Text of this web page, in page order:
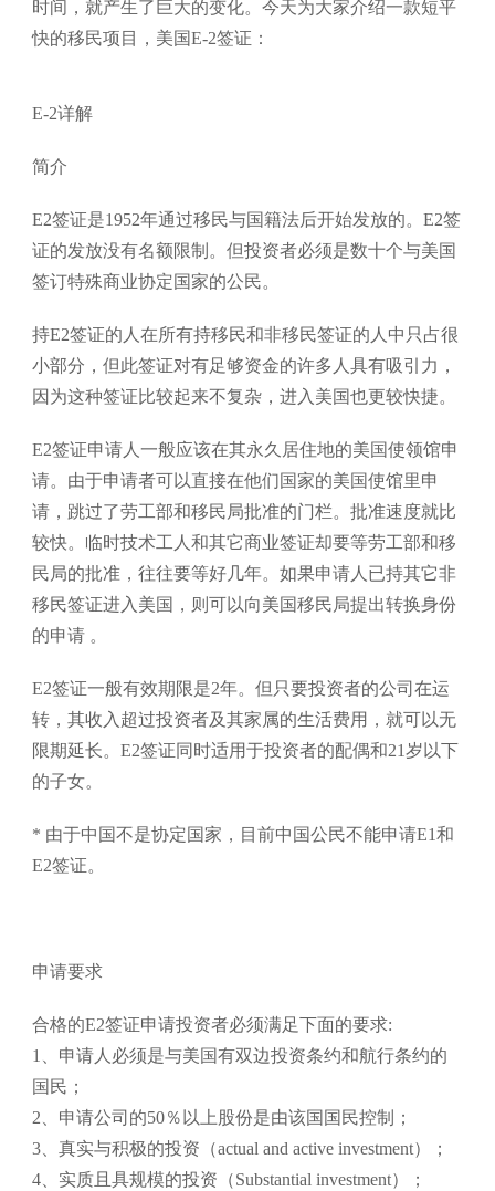
时间，就产生了巨大的变化。今天为大家介绍一款短平
快的移民项目，美国E-2签证：
E-2详解
简介
E2签证是1952年通过移民与国籍法后开始发放的。E2签
证的发放没有名额限制。但投资者必须是数十个与美国
签订特殊商业协定国家的公民。
持E2签证的人在所有持移民和非移民签证的人中只占很
小部分，但此签证对有足够资金的许多人具有吸引力，
因为这种签证比较起来不复杂，进入美国也更较快捷。
E2签证申请人一般应该在其永久居住地的美国使领馆申
请。由于申请者可以直接在他们国家的美国使馆里申
请，跳过了劳工部和移民局批准的门栏。批准速度就比
较快。临时技术工人和其它商业签证却要等劳工部和移
民局的批准，往往要等好几年。如果申请人已持其它非
移民签证进入美国，则可以向美国移民局提出转换身份
的申请 。
E2签证一般有效期限是2年。但只要投资者的公司在运
转，其收入超过投资者及其家属的生活费用，就可以无
限期延长。E2签证同时适用于投资者的配偶和21岁以下
的子女。
* 由于中国不是协定国家，目前中国公民不能申请E1和
E2签证。
申请要求
合格的E2签证申请投资者必须满足下面的要求:
1、申请人必须是与美国有双边投资条约和航行条约的
国民；
2、申请公司的50％以上股份是由该国国民控制；
3、真实与积极的投资（actual and active investment）；
4、实质且具规模的投资（Substantial investment）；